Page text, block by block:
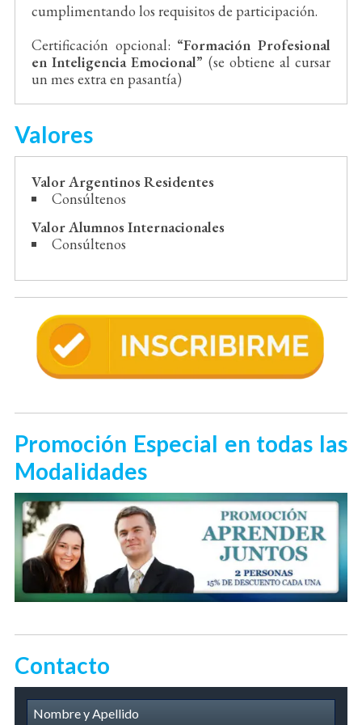
cumplimentando los requisitos de participación.
Certificación opcional: “Formación Profesional
en Inteligencia Emocional” (se obtiene al cursar
un mes extra en pasantía)
Valores
Valor Argentinos Residentes
Consúltenos
Valor Alumnos Internacionales
Consúltenos
Promoción Especial en todas las
Modalidades
Contacto
D